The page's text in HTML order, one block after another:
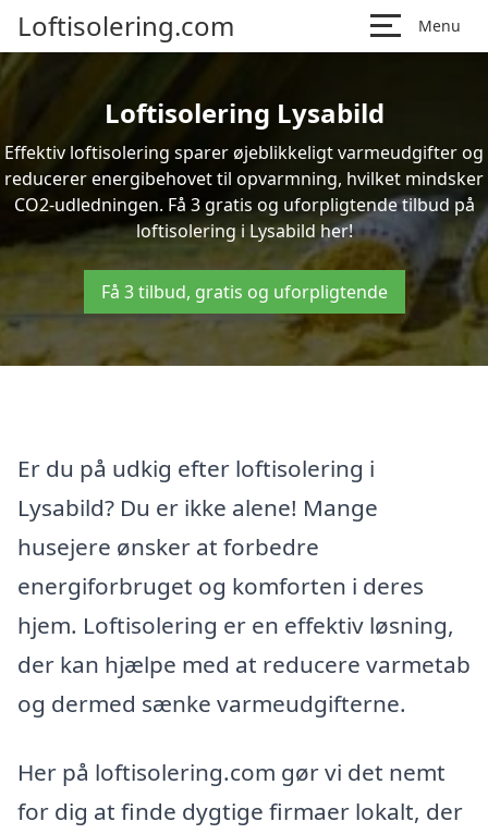
Loftisolering.com Menu
Loftisolering Lysabild
Effektiv loftisolering sparer øjeblikkeligt varmeudgifter og
reducerer energibehovet til opvarmning, hvilket mindsker
CO2-udledningen. Få 3 gratis og uforpligtende tilbud på
loftisolering i Lysabild her!
Få 3 tilbud, gratis og uforpligtende
Er du på udkig efter loftisolering i
Lysabild? Du er ikke alene! Mange
husejere ønsker at forbedre
energiforbruget og komforten i deres
hjem. Loftisolering er en effektiv løsning,
der kan hjælpe med at reducere varmetab
og dermed sænke varmeudgifterne.
Her på loftisolering.com gør vi det nemt
for dig at finde dygtige firmaer lokalt, der